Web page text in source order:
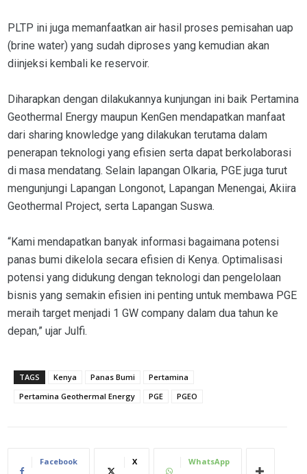
PLTP ini juga memanfaatkan air hasil proses pemisahan uap
(brine water) yang sudah diproses yang kemudian akan
diinjeksi kembali ke reservoir.
Diharapkan dengan dilakukannya kunjungan ini baik Pertamina
Geothermal Energy maupun KenGen mendapatkan manfaat
dari sharing knowledge yang dilakukan terutama dalam
penerapan teknologi yang efisien serta dapat berkolaborasi
di masa mendatang. Selain lapangan Olkaria, PGE juga turut
mengunjungi Lapangan Longonot, Lapangan Menengai, Akiira
Geothermal Project, serta Lapangan Suswa.
“Kami mendapatkan banyak informasi bagaimana potensi
panas bumi dikelola secara efisien di Kenya. Optimalisasi
potensi yang didukung dengan teknologi dan pengelolaan
bisnis yang semakin efisien ini penting untuk membawa PGE
meraih target menjadi 1 GW company dalam dua tahun ke
depan,” ujar Julfi.
TAGS Kenya Panas Bumi
Pertamina
Pertamina Geothermal Energy
PGE PGEO
Facebook X WhatsApp